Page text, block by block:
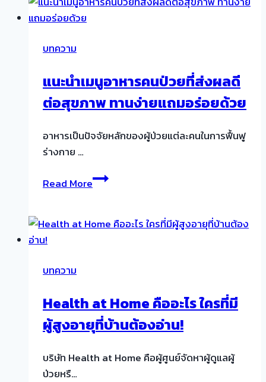
บทความ
แนะนำเมนูอาหารคนป่วยที่ส่งผลดี
ต่อสุขภาพ ทานง่ายแถมอร่อยด้วย
อาหารเป็นปัจจัยหลักของผู้ป่วยแต่ละคนในการฟื้นฟู
ร่างกาย …
Read Moreแนะนำ
เมนู
คน
ดี
ต่อ
สุขภาพ
ทาน
บทความ
Health at Home คืออะไร ใครที่มี
ผู้สูงอายุที่บ้านต้องอ่าน!
บริษัท Health at Home คือผู้ศูนย์จัดหาผู้ดูแลผู้
ป่วยหรื…